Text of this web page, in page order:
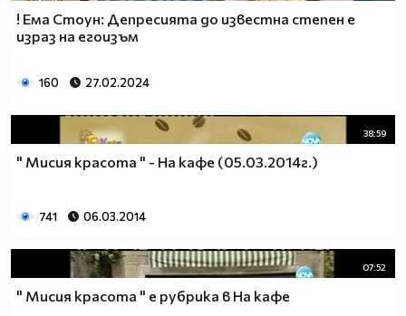
! Ема Стоун: Депресията до известна степен е
израз на егоизъм
160 27.02.2024
38:59
" Мисия красота " - На кафе (05.03.2014г.)
741 06.03.2014
07:52
" Мисия красота " е рубрика в На кафе